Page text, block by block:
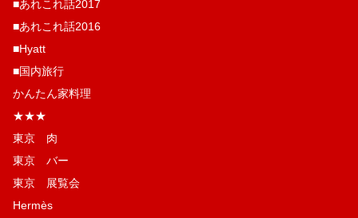
■あれこれ話2017
■あれこれ話2016
■Hyatt
■国内旅行
かんたん家料理
★★★
東京 肉
東京 バー
東京 展覧会
Hermès